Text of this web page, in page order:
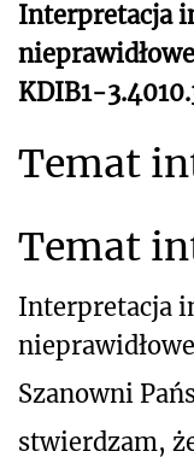
Interpretacja
KDIB1-
Temat
Temat
Interpretacja
nieprawidłowe
Szanowni
stwierdzam,